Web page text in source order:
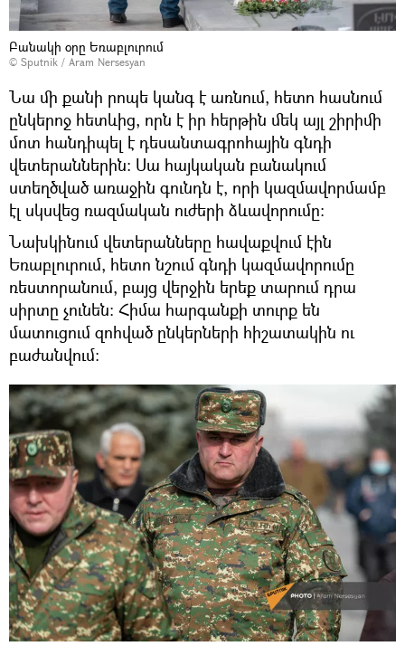
Բանակի օրը Եռաբլուրում
© Sputnik / Aram Nersesyan
Նա մի քանի րոպե կանգ է առնում, հետո հասնում
ընկերոջ հետևից, որն է իր հերթին մեկ այլ շիրիմի
մոտ հանդիպել է դեսանտագրոհային գնդի
վետերաններին։ Սա հայկական բանակում
ստեղծված առաջին գունդն է, որի կազմավորմամբ
էլ սկսվեց ռազմական ուժերի ձևավորումը։
Նախկինում վետերանները հավաքվում էին
Եռաբլուրում, հետո նշում գնդի կազմավորումը
ռեստորանում, բայց վերջին երեք տարում դրա
սիրտը չունեն։ Հիմա հարգանքի տուրք են
մատուցում զոհված ընկերների հիշատակին ու
բաժանվում։